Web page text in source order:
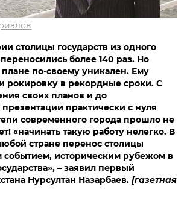
столицы государств из одного
более 140 раз. Но
плане по-своему уникален. Ему
рокировку в рекордные сроки. С
своих планов и до
практически с нуля
современного города прошло не
«начинать такую работу нелегко. В
стране перенос столицы
событием, историческим рубежом в
– заявил первый
Нурсултан Назарбаев.[газетная